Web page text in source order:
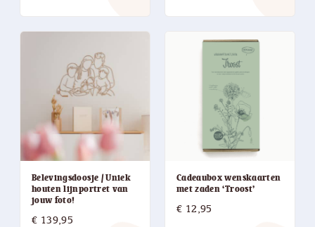
Belevingsdoosje / Uniek
houten lijnportret van
jouw foto!
€ 139,95
Cadeaubox wenskaarten
met zaden ‘Troost’
€ 12,95